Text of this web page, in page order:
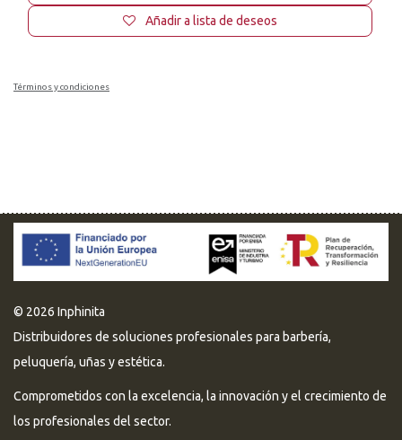
Añadir a lista de deseos
Términos y condiciones
© 2026 Inphinita
Distribuidores de soluciones profesionales para barbería,
peluquería, uñas y estética.
Comprometidos con la excelencia, la innovación y el crecimiento de
los profesionales del sector.